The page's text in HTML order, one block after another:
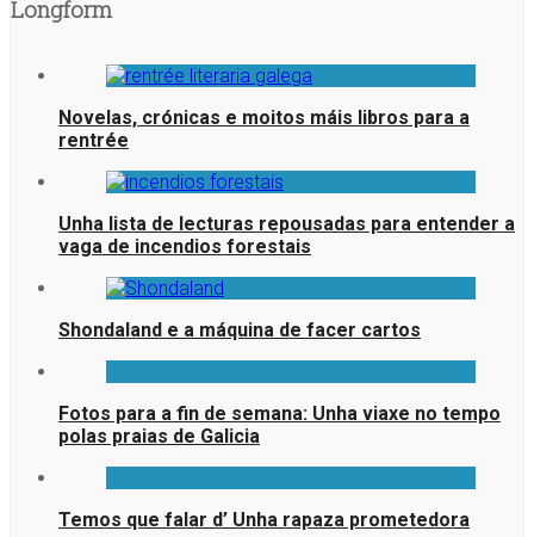
Longform
Novelas, crónicas e moitos máis libros para a
rentrée
Unha lista de lecturas repousadas para entender a
vaga de incendios forestais
Shondaland e a máquina de facer cartos
Fotos para a fin de semana: Unha viaxe no tempo
polas praias de Galicia
Temos que falar d’ Unha rapaza prometedora